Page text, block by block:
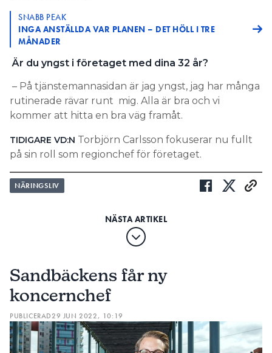
SNABB PEAK
INGA ANSTÄLLDA VAR PLANEN – DET HÖLL I TRE
MÅNADER
Är du yngst i företaget med dina 32 år?
– På tjänstemannasidan är jag yngst, jag har många
rutinerade rävar runt mig. Alla är bra och vi
kommer att hitta en bra väg framåt.
TIDIGARE VD:N Torbjörn Carlsson fokuserar nu fullt
på sin roll som regionchef för företaget.
NÄRINGSLIV
Sandbäckens får ny
koncernchef
PUBLICERAD29 JUN 2022, 10:19